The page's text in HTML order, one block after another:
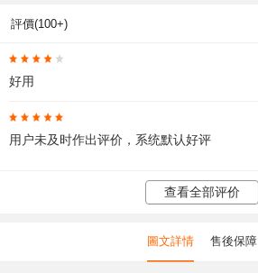
評價(100+)
好用
用户未及时作出评价，系统默认好评
查看全部评价
圖文詳情 售後保障